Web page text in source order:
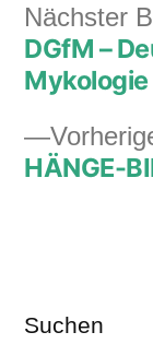
HÄNGE-
Nächster
DGfM –
Mykologie
Suchen